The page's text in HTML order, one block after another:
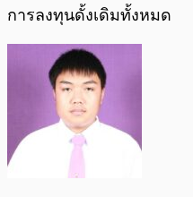
การลงทุนดั้งเดิมทั้งหมด